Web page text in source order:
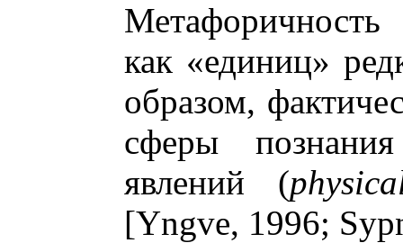
как «единиц»
образом,
сферы
явлений (
[Yngve, 1996;